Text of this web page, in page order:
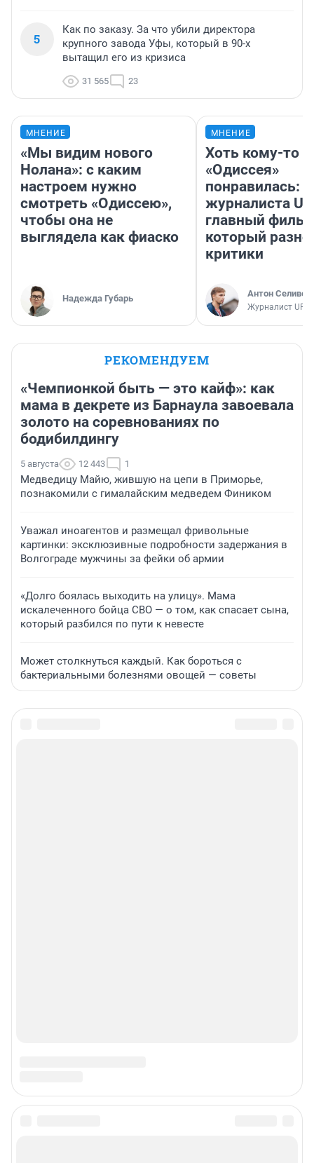
5
Как по заказу. За что убили директора
крупного завода Уфы, который в 90-х
вытащил его из кризиса
31 565 23
МНЕНИЕ
«Мы видим нового
Нолана»: с каким
настроем нужно
смотреть «Одиссею»,
чтобы она не
выглядела как фиаско
Надежда Губарь
МНЕНИЕ
Хоть кому-то
«Одиссея»
понравилась:
журналиста
главный
который
критики
Антон
Журналист
РЕКОМЕНДУЕМ
«Чемпионкой быть — это кайф»: как
мама в декрете из Барнаула завоевала
золото на соревнованиях по
бодибилдингу
5 августа 12 443 1
Медведицу Майю, жившую на цепи в Приморье,
познакомили с гималайским медведем Фиником
Уважал иноагентов и размещал фривольные
картинки: эксклюзивные подробности задержания в
Волгограде мужчины за фейки об армии
«Долго боялась выходить на улицу». Мама
искалеченного бойца СВО — о том, как спасает сына,
который разбился по пути к невесте
Может столкнуться каждый. Как бороться с
бактериальными болезнями овощей — советы